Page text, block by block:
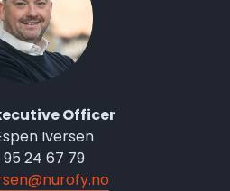
Officer
Iversen
24 67 79